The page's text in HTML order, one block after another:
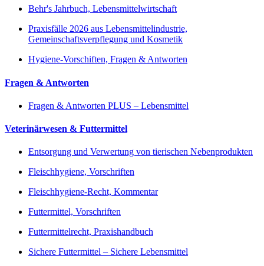
Behr's Jahrbuch, Lebensmittelwirtschaft
Praxisfälle 2026 aus Lebensmittelindustrie,
Gemeinschaftsverpflegung und Kosmetik
Hygiene-Vorschiften, Fragen & Antworten
Fragen & Antworten
Fragen & Antworten PLUS – Lebensmittel
Veterinärwesen & Futtermittel
Entsorgung und Verwertung von tierischen Nebenprodukten
Fleischhygiene, Vorschriften
Fleischhygiene-Recht, Kommentar
Futtermittel, Vorschriften
Futtermittelrecht, Praxishandbuch
Sichere Futtermittel – Sichere Lebensmittel